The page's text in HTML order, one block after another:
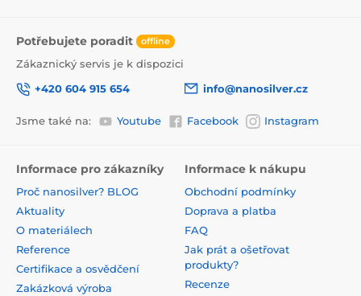
Potřebujete poradit offline
Zákaznický servis je k dispozici
+420 604 915 654
info@nanosilver.cz
Jsme také na: Youtube Facebook Instagram
Informace pro zákazníky
Proč nanosilver? BLOG
Aktuality
O materiálech
Reference
Certifikace a osvědčení
Zakázková výroba
Informace k nákupu
Obchodní podmínky
Doprava a platba
FAQ
Jak prát a ošetřovat
produkty?
Recenze